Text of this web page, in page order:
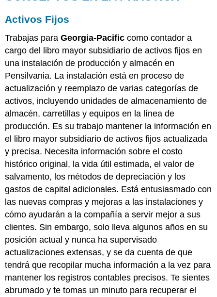
Activos Fijos
Trabajas paraGeorgia-Pacific como contador a
cargo del libro mayor subsidiario de activos fijos en
una instalación de producción y almacén en
Pensilvania. La instalación está en proceso de
actualización y reemplazo de varias categorías de
activos, incluyendo unidades de almacenamiento de
almacén, carretillas y equipos en la línea de
producción. Es su trabajo mantener la información en
el libro mayor subsidiario de activos fijos actualizada
y precisa. Necesita información sobre el costo
histórico original, la vida útil estimada, el valor de
salvamento, los métodos de depreciación y los
gastos de capital adicionales. Está entusiasmado con
las nuevas compras y mejoras a las instalaciones y
cómo ayudarán a la compañía a servir mejor a sus
clientes. Sin embargo, solo lleva algunos años en su
posición actual y nunca ha supervisado
actualizaciones extensas, y se da cuenta de que
tendrá que recopilar mucha información a la vez para
mantener los registros contables precisos. Te sientes
abrumado y te tomas un minuto para recuperar el